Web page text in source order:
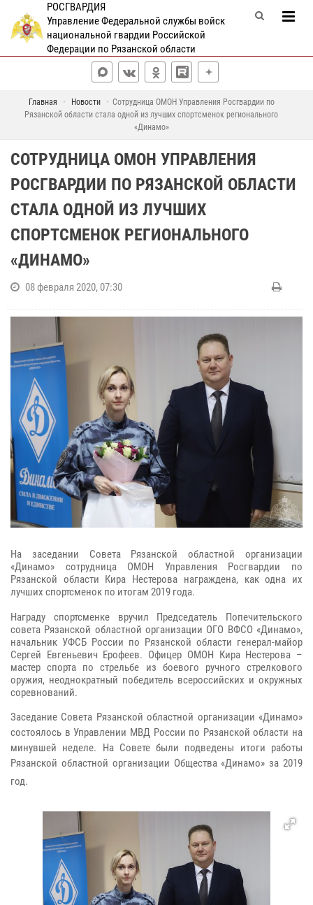
РОСГВАРДИЯ
Управление Федеральной службы войск
национальной гвардии Российской
Федерации по Рязанской области
Главная Новости
Сотрудница ОМОН Управления Росгвардии по
Рязанской области стала одной из лучших спортсменок регионального
«Динамо»
СОТРУДНИЦА ОМОН УПРАВЛЕНИЯ
РОСГВАРДИИ ПО РЯЗАНСКОЙ ОБЛАСТИ
СТАЛА ОДНОЙ ИЗ ЛУЧШИХ
СПОРТСМЕНОК РЕГИОНАЛЬНОГО
«ДИНАМО»
08 февраля 2020, 07:30
На заседании Совета Рязанской областной организации
«Динамо» сотрудница ОМОН Управления Росгвардии по
Рязанской области Кира Нестерова награждена, как одна их
лучших спортсменок по итогам 2019 года.
Награду спортсменке вручил Председатель Попечительского
совета Рязанской областной организации ОГО ВФСО «Динамо»,
начальник УФСБ России по Рязанской области генерал-майор
Сергей Евгеньевич Ерофеев. Офицер ОМОН Кира Нестерова –
мастер спорта по стрельбе из боевого ручного стрелкового
оружия, неоднократный победитель всероссийских и окружных
соревнований.
Заседание Совета Рязанской областной организации «Динамо»
состоялось в Управлении МВД России по Рязанской области на
минувшей неделе. На Совете были подведены итоги работы
Рязанской областной организации Общества «Динамо» за 2019
год.